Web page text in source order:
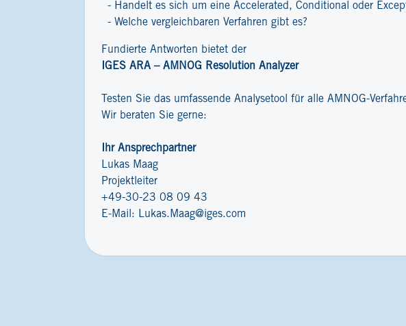
Handelt es sich um eine Accelerated, Conditional oder
Welche vergleichbaren Verfahren gibt es?
Fundierte Antworten bietet der
IGES ARA – AMNOG Resolution Analyzer
Testen Sie das umfassende Analysetool für alle AMNOG-
Wir beraten Sie gerne:
Ihr Ansprechpartner
Lukas Maag
Projektleiter
+49-30-23 08 09 43
E-Mail: Lukas.Maag@iges.com